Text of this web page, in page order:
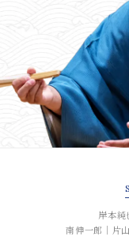
岸本
南伸一郎｜片